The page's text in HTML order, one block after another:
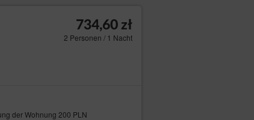
734,60 zł
2 Personen / 1 Nacht
der Wohnung 200 PLN